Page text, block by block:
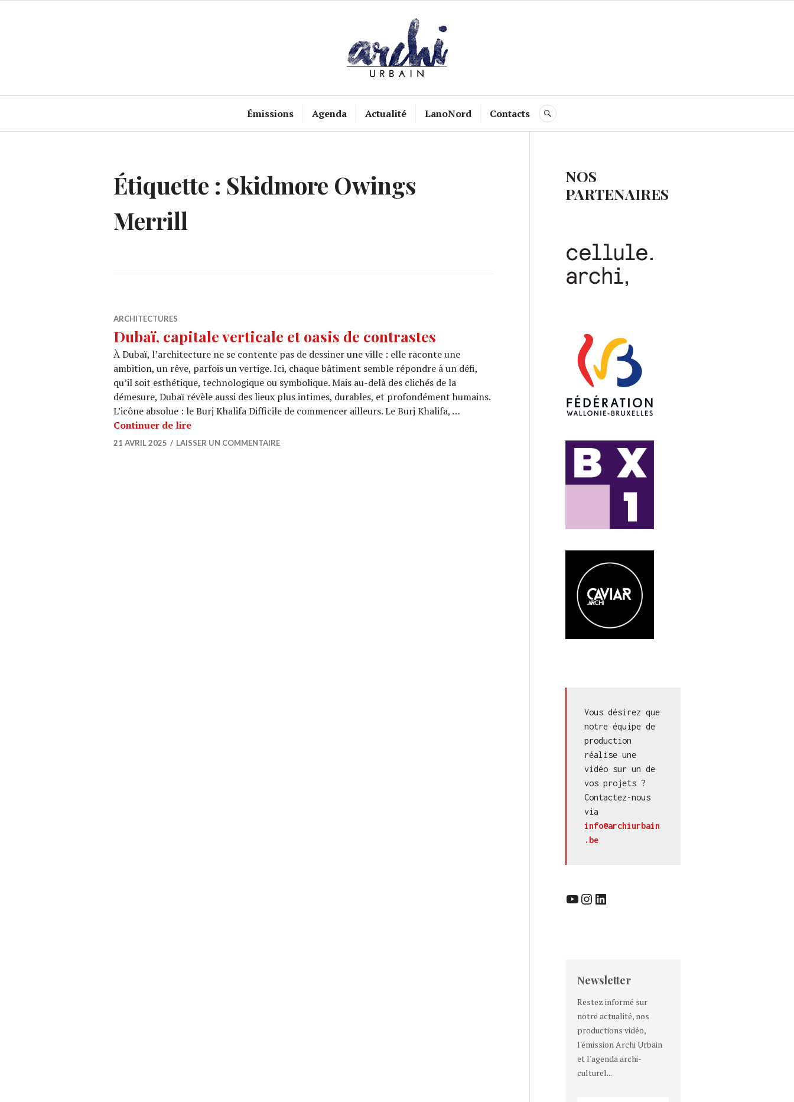
Émissions Agenda Actualité LanoNord Contacts RECHERCHE
Étiquette : Skidmore Owings
Merrill
ARCHITECTURES
Dubaï, capitale verticale et oasis de contrastes
À Dubaï, l’architecture ne se contente pas de dessiner une ville : elle raconte une
ambition, un rêve, parfois un vertige. Ici, chaque bâtiment semble répondre à un défi,
qu’il soit esthétique, technologique ou symbolique. Mais au-delà des clichés de la
démesure, Dubaï révèle aussi des lieux plus intimes, durables, et profondément humains.
L’icône absolue : le Burj Khalifa Difficile de commencer ailleurs. Le Burj Khalifa, …
Continuer de lireDubaï, capitale verticale et oasis de contrastes
21 AVRIL 2025 LAISSER UN COMMENTAIRE
NOS
PARTENAIRES
Vous désirez que
notre équipe de
production
réalise une
vidéo sur un de
vos projets ?
Contactez-nous
info@archiurbain
.be
YouTube InstagramLinkedIn
Newsletter
Restez informé sur
notre actualité, nos
productions vidéo,
l'émission Archi Urbain
et l'agenda archi-
culturel...